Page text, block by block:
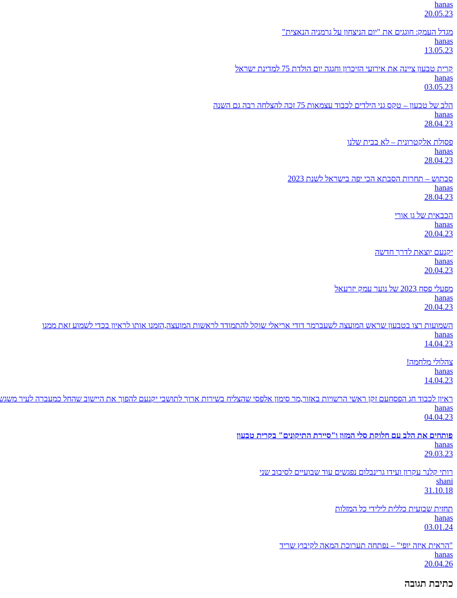
hanas
20.05.23
מגדל העמק: חוגגים את "יום הניצחון על גרמניה הנאצית"
hanas
13.05.23
קרית טבעון ציינה את אירועי הזיכרון וחגגה יום הולדת 75 למדינת ישראל
hanas
03.05.23
הלב של טבעון – טקס גני הילדים לכבוד עצמאות 75 זכה להצלחה רבה גם השנה
hanas
28.04.23
פסולת אלקטרונית – לא בבית שלנו
hanas
28.04.23
סבתוש – תחרות הסבתא הכי יפה בישראל לשנת 2023
hanas
28.04.23
הכבאית של גן אורי
hanas
20.04.23
יקנעם יוצאת לדרך חדשה
hanas
20.04.23
מפעלי פסח 2023 של נוער עמק יזרעאל
hanas
20.04.23
השמועות רצו בטבעון שראש המועצה לשעברמר דודי אריאלי שוקל להתמודד לראשות המועצה,הזמנו אותו לראיון בכדי לשמוע זאת ממנו
hanas
14.04.23
צהלולי מלחמה!
hanas
14.04.23
ראיון לכבוד חג הפסחעם זקן ראשי הרשויות באזור,מר סימון אלפסי שהצליח בשירות ארוך לתושבי יקנעם להפוך את היישוב שהחל כמעברה לעיר
hanas
04.04.23
פותחים את הלב עם חלוקת סלי המזון ו"סיירת התיקונים" בקרית טבעון
hanas
29.03.23
רותי קלנר עקרון ועידו גרינבלום נפגשים עוד שבועיים לסיבוב שני
shani
31.10.18
תחזית שבועית כללית לילידי כל המזלות
hanas
03.01.24
"הראית איזה יופי" – נפתחה תערוכת המאה לקיבוץ שריד
hanas
20.04.26
כתיבת תגובה